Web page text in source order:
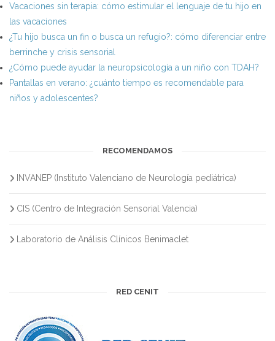
Vacaciones sin terapia: cómo estimular el lenguaje de tu hijo en
las vacaciones
¿Tu hijo busca un fin o busca un refugio?: cómo diferenciar entre
berrinche y crisis sensorial
¿Cómo puede ayudar la neuropsicología a un niño con TDAH?
Pantallas en verano: ¿cuánto tiempo es recomendable para
niños y adolescentes?
RECOMENDAMOS
INVANEP (Instituto Valenciano de Neurología pediátrica)
CIS (Centro de Integración Sensorial Valencia)
Laboratorio de Análisis Clínicos Benimaclet
RED CENIT